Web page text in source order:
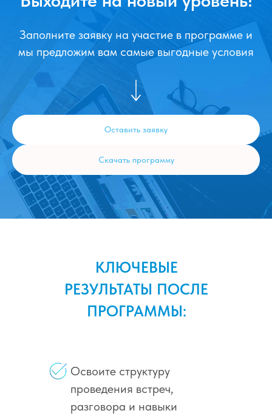
Заполните заявку на участие в программе и
мы предложим вам самые выгодные условия
Оставить заявку
Скачать программу
КЛЮЧЕВЫЕ
РЕЗУЛЬТАТЫ ПОСЛЕ
ПРОГРАММЫ:
Освоите структуру
проведения встреч,
разговора и навыки